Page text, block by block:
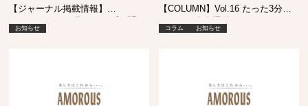
【ジャーナル掲載情報】
く！
お知らせ
【COLUMN】Vol.16 たった3分の
コラム お知らせ